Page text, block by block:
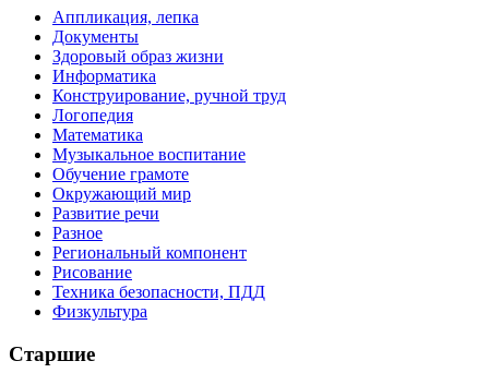
Аппликация, лепка
Документы
Здоровый образ жизни
Информатика
Конструирование, ручной труд
Логопедия
Математика
Музыкальное воспитание
Обучение грамоте
Окружающий мир
Развитие речи
Разное
Региональный компонент
Рисование
Техника безопасности, ПДД
Физкультура
Старшие